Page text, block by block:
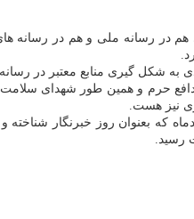
هم در رسانه ملی و هم در رسانه
شکل گیری منابع معتبر در
حرم و همین طور شهدای سلامت
نیز هست.
انقلاب فرهنگی، نزدیک به سه دهه است که در ایران و در تقویم رسمی، روزی بعنوان «روز